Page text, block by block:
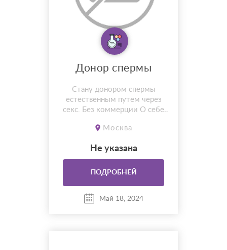
Донор спермы
Стану донором спермы
естественным путем через
секс. Без коммерции О себе
адекватный, группа крови +3
обсудим, готов помочь. Сам с
Москвы
Москва
Не указана
ПОДРОБНЕЙ
Май 18, 2024